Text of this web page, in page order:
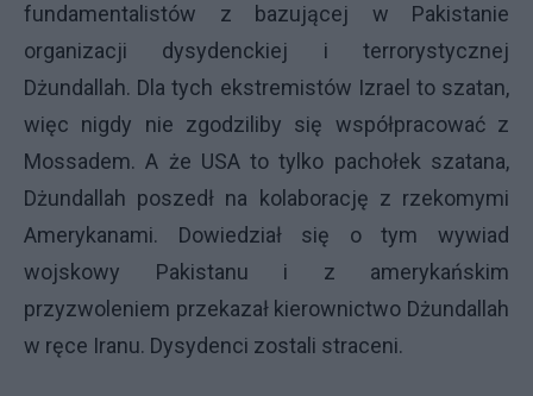
fundamentalistów z bazującej w Pakistanie
organizacji dysydenckiej i terrorystycznej
Dżundallah. Dla tych ekstremistów Izrael to szatan,
więc nigdy nie zgodziliby się współpracować z
Mossadem. A że USA to tylko pachołek szatana,
Dżundallah poszedł na kolaborację z rzekomymi
Amerykanami. Dowiedział się o tym wywiad
wojskowy Pakistanu i z amerykańskim
przyzwoleniem przekazał kierownictwo Dżundallah
w ręce Iranu. Dysydenci zostali straceni.